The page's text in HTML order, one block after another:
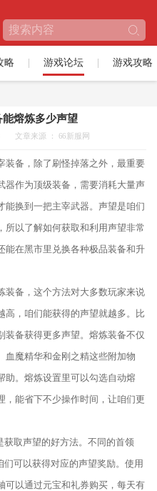
略 游戏论坛 游戏攻略
熔炼多少声望
文章来源 ： 66新服网
装备，除了刷怪掉落之外，最重要
器作为顶级装备，需要消耗大量声
能换到一把主宰武器。声望是咱们
所以了解如何获取和利用声望非常
能在黑市里兑换各种极品装备和升
装备，这个方法对大多数玩家来说
高，咱们能获得的声望就越多。比
装备获得更多声望。熔炼装备不仅
血魔精华和金刚之精这些附加物
助。熔炼设置里可以勾选自动熔
，能省下不少操作时间，让咱们更
获取声望的好方法。不同的首领
可以获得对应的声望奖励。使用
可以通过元宝和礼券购买，每天有